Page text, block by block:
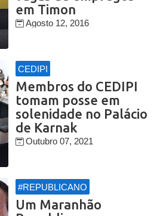
em Timon
Agosto 12, 2016
CEDIPI
Membros do CEDIPI
tomam posse em
solenidade no Palácio
de Karnak
Outubro 07, 2021
#REPUBLICANO
Um Maranhão